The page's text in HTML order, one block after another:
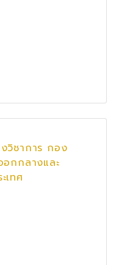
วิชาการ กอง
อกกลางและ
เทศ